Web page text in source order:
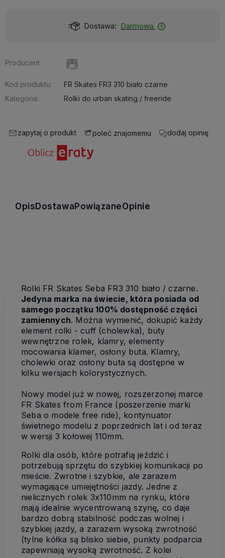
Dostawa: Darmowa
Producent:
Kod produktu:
FR Skates FR3 310 biało czarne
Kategoria:
Rolki do urban skating / freeride
zapytaj o produkt poleć znajomemu dodaj opinię
Opis Dostawa PowiązaneOpinie
Rolki FR Skates Seba FR3 310 biało / czarne.
Jedyna marka na świecie, która posiada od
samego początku 100% dostępność części
zamiennych. Można wymienić, dokupić każdy
element rolki - cuff (cholewka), buty
wewnętrzne rolek, klamry, elementy
mocowania klamer, osłony buta. Klamry,
cholewki oraz osłony buta są dostępne w
kilku wersjach kolorystycznych.
Nowy model już w nowej, rozszerzonej marce
FR Skates from France (poszerzenie marki
Seba o modele free ride), kontynuator
świetnego modelu z poprzednich lat i od teraz
w wersji 3 kołowej 110mm.
Rolki dla osób, które potrafią jeździć i
potrzebują sprzętu do szybkiej komunikacji po
mieście. Zwrotne i szybkie, ale zarazem
wymagające umiejętności jazdy. Jedne z
nielicznych rolek 3x110mm na rynku, które
mają idealnie wycentrowaną szynę, co daje
bardzo dobrą stabilność podczas wolnej i
szybkiej jazdy, a zarazem wysoką zwrotność
(tylne kółka są blisko siebie, punkty podparcia
zapewniają wysoką zwrotność. Z kolei